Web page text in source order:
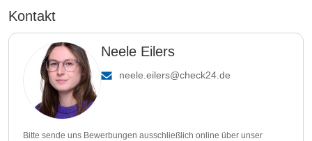
Kontakt
Neele Eilers
neele.eilers@check24.de
Bitte sende uns Bewerbungen ausschließlich online über unser